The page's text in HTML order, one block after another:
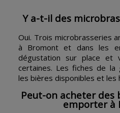
Y a-t-il des
Oui. Trois microbrasseries
à Bromont et dans les
dégustation sur place et
certaines. Les fiches de la
les bières disponibles et les
Peut-on acheter des
emporter à